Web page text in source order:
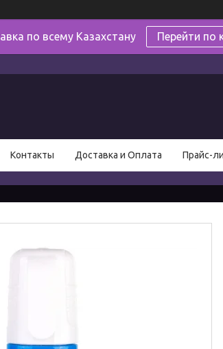
по всему Казахстану Перейти по
Контакты Доставка и Оплата Прайс-